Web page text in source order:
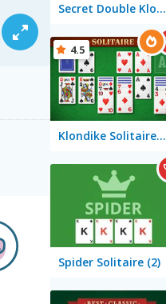
Secret Double Klondike
Klondike Solitaire Big
4.5
Spider Solitaire (2)